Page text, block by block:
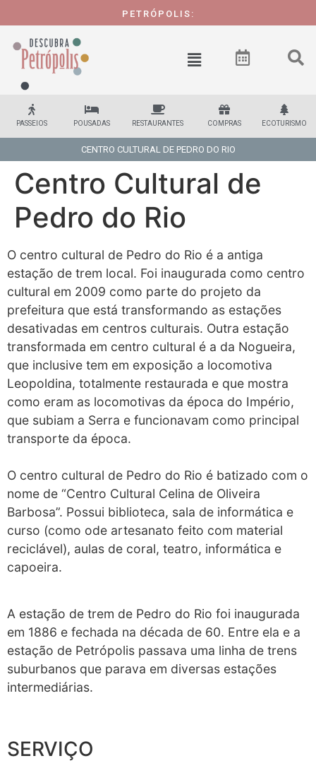
PETRÓPOLIS:
PASSEIOS POUSADAS RESTAURANTES COMPRAS ECOTURISMO
CENTRO CULTURAL DE PEDRO DO RIO
Centro Cultural de
Pedro do Rio
O centro cultural de Pedro do Rio é a antiga
estação de trem local. Foi inaugurada como centro
cultural em 2009 como parte do projeto da
prefeitura que está transformando as estações
desativadas em centros culturais. Outra estação
transformada em centro cultural é a da Nogueira,
que inclusive tem em exposição a locomotiva
Leopoldina, totalmente restaurada e que mostra
como eram as locomotivas da época do Império,
que subiam a Serra e funcionavam como principal
transporte da época.
O centro cultural de Pedro do Rio é batizado com o
nome de “Centro Cultural Celina de Oliveira
Barbosa”. Possui biblioteca, sala de informática e
curso (como ode artesanato feito com material
reciclável), aulas de coral, teatro, informática e
capoeira.
A estação de trem de Pedro do Rio foi inaugurada
em 1886 e fechada na década de 60. Entre ela e a
estação de Petrópolis passava uma linha de trens
suburbanos que parava em diversas estações
intermediárias.
SERVIÇO